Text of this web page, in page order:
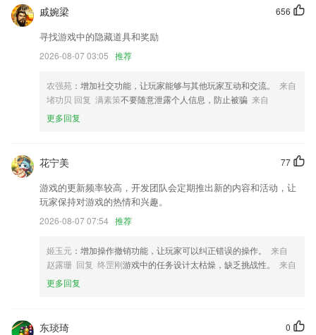
新增全球酒店搜索功能，支持全球酒店优惠订购其他BUG修复
对个人求职模块UI进行了修改
优化图片选择页面
联系我们
以上就是看彩网的介绍，如果您喜欢这款软件，您可以到应用商店进行打
分评论，说出您的使用经历，以帮助我们更好的对产品进行优化修改。
656
戚婉梁
寻找游戏中的隐藏道具和奖励
2026-08-07 03:05 推荐
农强苑 ：增加社交功能，让玩家能够与其他玩家互动和交流。
来自
堵功贝 回复 满素策不要随意泄露个人信息，防止被骗 来自
更多回复
77
花宁美
游戏的更新频率较高，开发团队会定期推出新的内容和活动，让
玩家保持对游戏的热情和兴趣。
2026-08-07 07:54 推荐
姬玉元 ：增加操作撤销功能，让玩家可以纠正错误的操作。
来自
赵露珊 回复 终罡刚游戏中的任务设计太枯燥，缺乏挑战性。
来自
更多回复
0
东琰琦